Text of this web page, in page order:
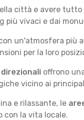
città e avere tutto
più vivaci e dai
un'atmosfera più
per la loro
offrono
vicino ai
e rilassante, le
la vita locale.